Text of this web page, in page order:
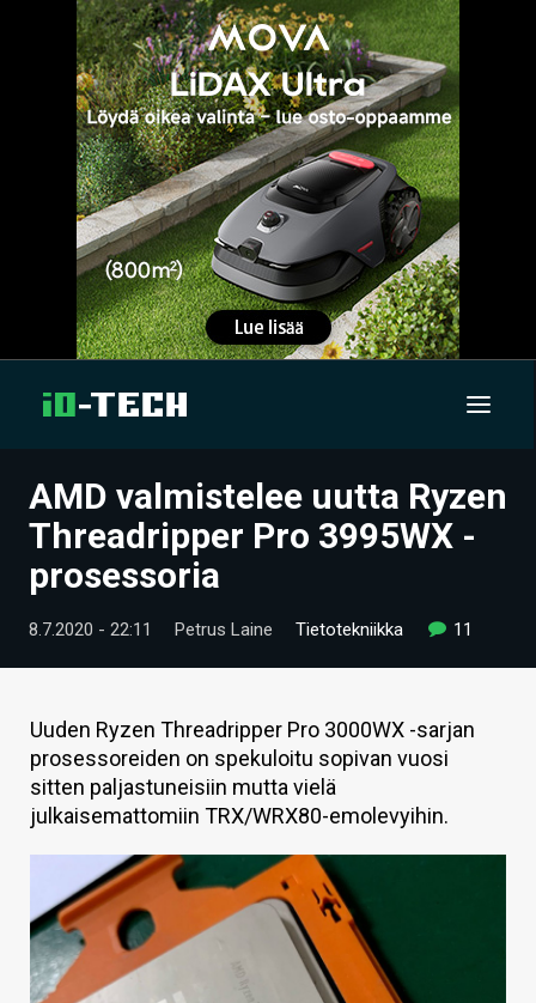
UUTISET
ARTIKKELIT
VIDEOT
TECHBBS
TIETOA
HINTA.FI
KAUPPA
VAIHDA TEEMA
HAKU
AMD valmistelee uutta Ryzen
Threadripper Pro 3995WX -
prosessoria
8.7.2020 - 22:11 Petrus Laine Tietotekniikka 11
Uuden Ryzen Threadripper Pro 3000WX -sarjan
prosessoreiden on spekuloitu sopivan vuosi
sitten paljastuneisiin mutta vielä
julkaisemattomiin TRX/WRX80-emolevyihin.